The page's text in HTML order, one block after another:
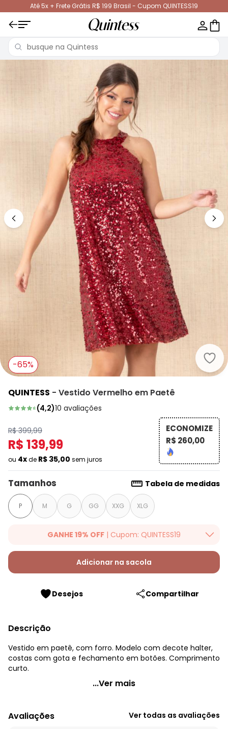
Até 5x + Frete Grátis R$ 199 Brasil - Cupom QUINTESS19
-65%
QUINTESS - Vestido Vermelho em Paetê
(4,2)10 avaliações
R$ 399,99
R$ 139,99
ou 4xde R$ 35,00 sem juros
ECONOMIZE
R$ 260,00
Tamanhos Tabela de medidas
P M G GG XXG XLG
GANHE 19% OFF | Cupom: QUINTESS19
Ganhe 19% OFF Extra em qualquer valor, usando o cupom:
QUINTESS19. Válido para toda loja Quintess, até 07/08/2026.
Adicionar na sacola
Desejos Compartilhar
Descrição
Vestido em paetê, com forro. Modelo com decote halter,
costas com gota e fechamento em botões. Comprimento
curto.
Quintess - Vestido Vermelho em Paetê
Modelagem: Solto
Comprimento: Curto
...Ver mais
Avaliações Ver todas as avaliações